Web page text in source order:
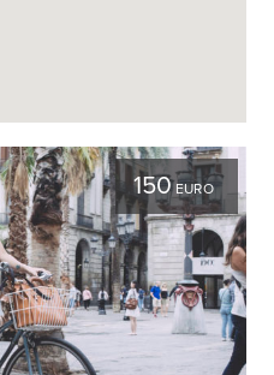
150EURO